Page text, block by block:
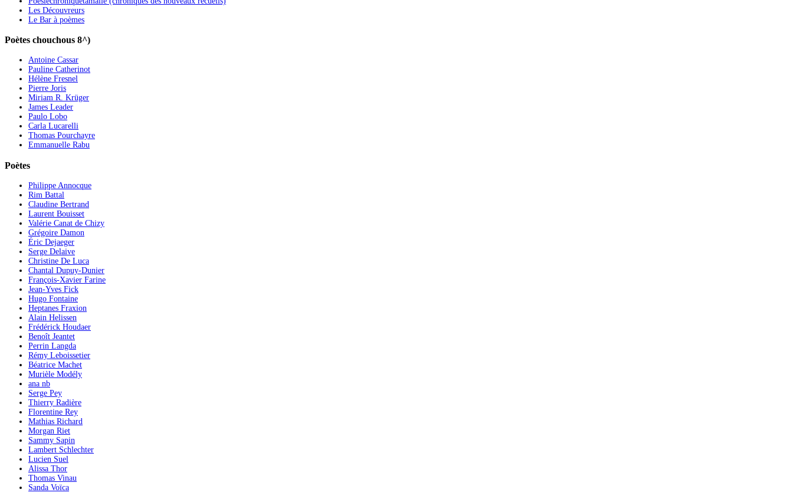
Les Découvreurs
Le Bar à poèmes
Poètes chouchous 8^)
Antoine Cassar
Pauline Catherinot
Hélène Fresnel
Pierre Joris
Miriam R. Krüger
James Leader
Paulo Lobo
Carla Lucarelli
Thomas Pourchayre
Emmanuelle Rabu
Poètes
Philippe Annocque
Rim Battal
Claudine Bertrand
Laurent Bouisset
Valérie Canat de Chizy
Grégoire Damon
Éric Dejaeger
Serge Delaive
Christine De Luca
Chantal Dupuy-Dunier
François-Xavier Farine
Jean-Yves Fick
Hugo Fontaine
Heptanes Fraxion
Alain Helissen
Frédérick Houdaer
Benoît Jeantet
Perrin Langda
Rémy Leboissetier
Béatrice Machet
Murièle Modély
ana nb
Serge Pey
Thierry Radière
Florentine Rey
Mathias Richard
Morgan Riet
Sammy Sapin
Lambert Schlechter
Lucien Suel
Alissa Thor
Thomas Vinau
Sanda Voïca